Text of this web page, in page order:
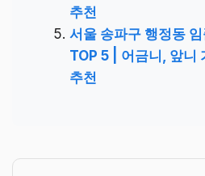
추천
서울 송파구 행정동
TOP 5 | 어금니, 앞니
추천